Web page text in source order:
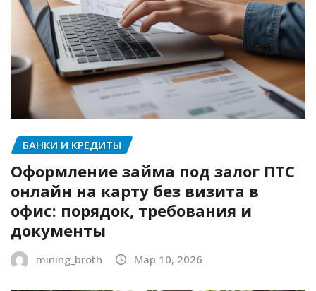
БАНКИ И КРЕДИТЫ
Оформление займа под залог ПТС
онлайн на карту без визита в
офис: порядок, требования и
документы
mining_broth Мар 10, 2026